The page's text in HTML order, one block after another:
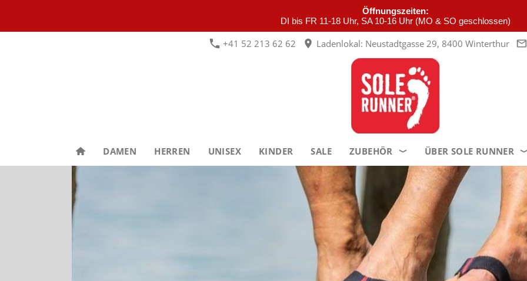
Öffnungszeiten:
DI bis FR 11-18 Uhr, SA 10-16 Uhr (MO & SO geschlossen)
+41 52 213 62 62 Ladenlokal: Neustadtgasse 29, 8400 Winterthur
DAMEN HERREN UNISEX KINDER SALE ZUBEHÖR ÜBER SOLE RUNNER